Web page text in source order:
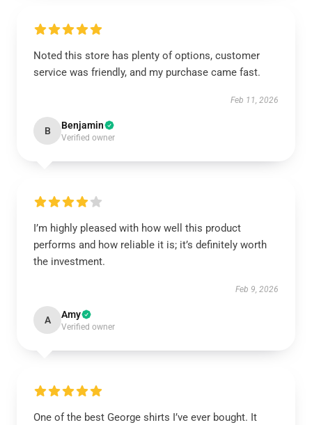
Noted this store has plenty of options, customer
service was friendly, and my purchase came fast.
Feb 11, 2026
B Benjamin
Verified owner
I’m highly pleased with how well this product
performs and how reliable it is; it’s definitely worth
the investment.
Feb 9, 2026
A Amy
Verified owner
One of the best George shirts I’ve ever bought. It